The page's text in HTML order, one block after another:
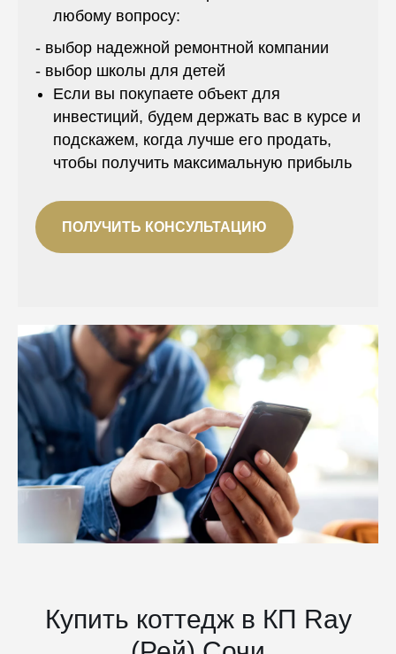
любому вопросу:
- выбор надежной ремонтной компании
- выбор школы для детей
Если вы покупаете объект для
инвестиций, будем держать вас в курсе и
подскажем, когда лучше его продать,
чтобы получить максимальную прибыль
ПОЛУЧИТЬ КОНСУЛЬТАЦИЮ
Купить коттедж в КП Ray